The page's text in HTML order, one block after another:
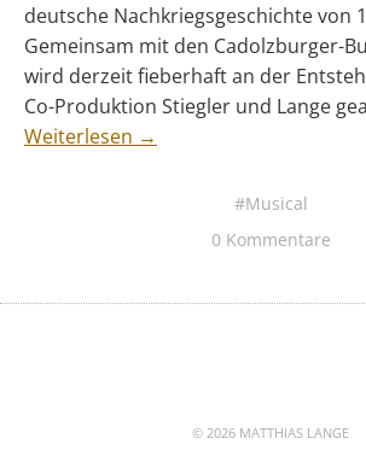
deutsche Nachkriegsgeschichte von
Gemeinsam mit den Cadolzburger-
wird derzeit fieberhaft an der
Co-Produktion Stiegler und Lange
Weiterlesen →
Musical
0 Kommentare
© 2026 MATTHIAS LANGE